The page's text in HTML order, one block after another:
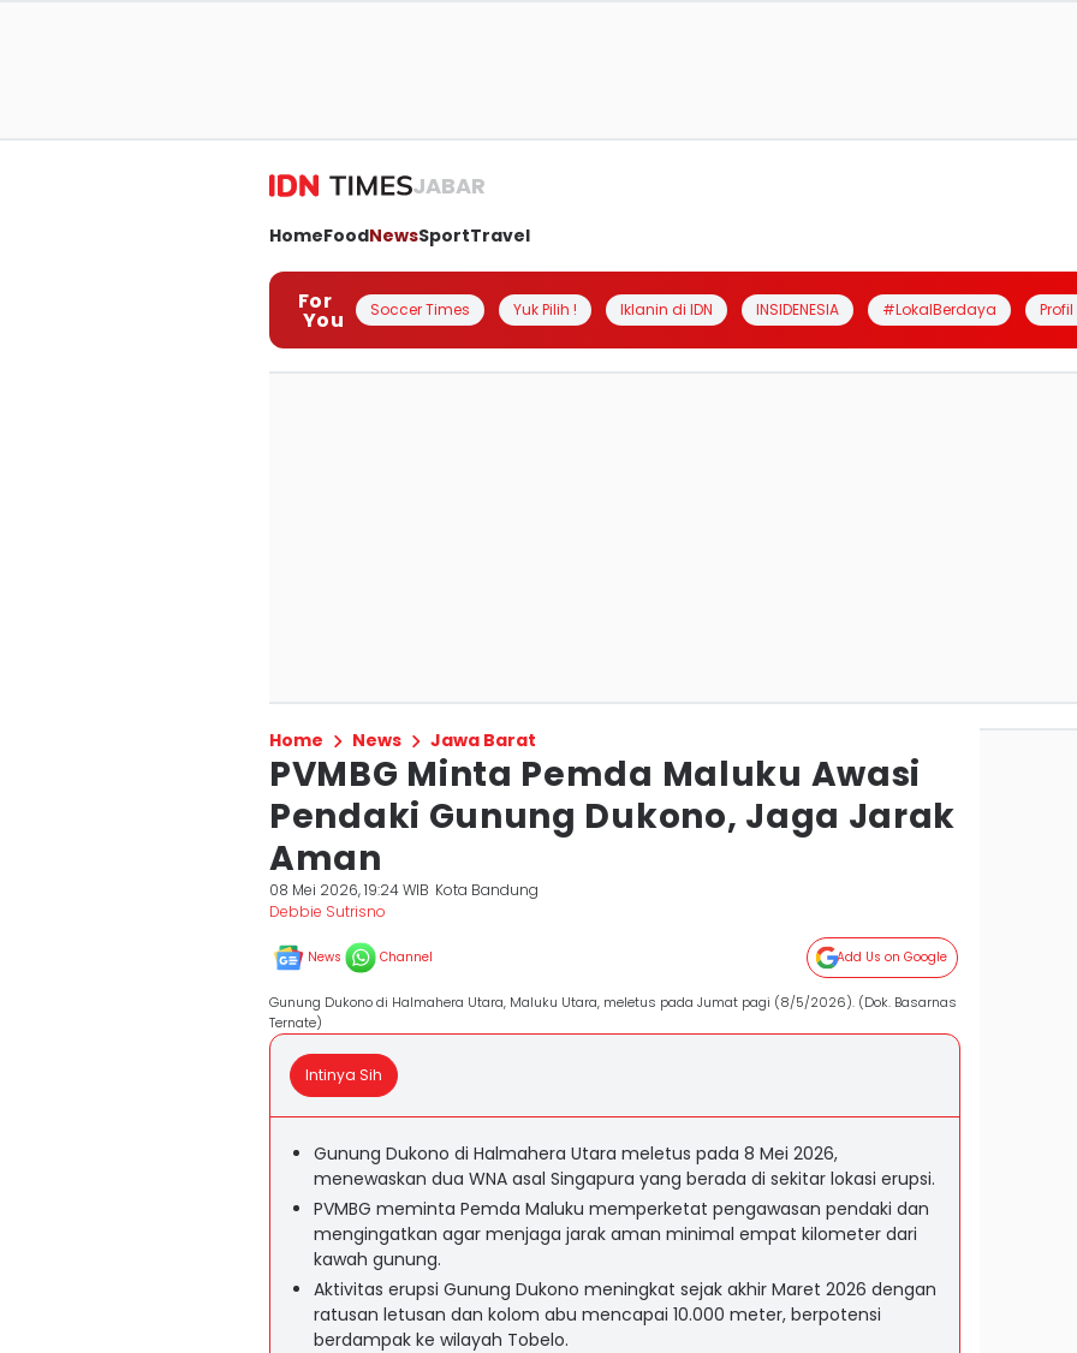
JABAR
HomeFoodNewsSportTravel
For
You Soccer Times Yuk Pilih ! Iklanin di IDN INSIDENESIA #LokalBerdaya
Home News Jawa Barat
PVMBG Minta Pemda Maluku Awasi
Pendaki Gunung Dukono, Jaga Jarak
Aman
08 Mei 2026, 19:24 WIB Kota Bandung
Debbie Sutrisno
News Channel Add Us on Google
Gunung Dukono di Halmahera Utara, Maluku Utara, meletus pada Jumat pagi (8/5/2026). (Dok. Basarnas
Ternate)
Intinya Sih
Gunung Dukono di Halmahera Utara meletus pada 8 Mei 2026,
menewaskan dua WNA asal Singapura yang berada di sekitar lokasi erupsi.
PVMBG meminta Pemda Maluku memperketat pengawasan pendaki dan
mengingatkan agar menjaga jarak aman minimal empat kilometer dari
kawah gunung.
Aktivitas erupsi Gunung Dukono meningkat sejak akhir Maret 2026 dengan
ratusan letusan dan kolom abu mencapai 10.000 meter, berpotensi
berdampak ke wilayah Tobelo.